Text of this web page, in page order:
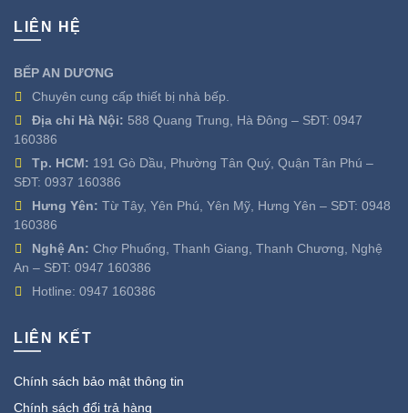
LIÊN HỆ
BẾP AN DƯƠNG
Chuyên cung cấp thiết bị nhà bếp.
Địa chỉ Hà Nội: 588 Quang Trung, Hà Đông – SĐT: 0947
160386
Tp. HCM: 191 Gò Dầu, Phường Tân Quý, Quận Tân Phú –
SĐT: 0937 160386
Hưng Yên: Từ Tây, Yên Phú, Yên Mỹ, Hưng Yên – SĐT: 0948
160386
Nghệ An: Chợ Phuống, Thanh Giang, Thanh Chương, Nghệ
An – SĐT: 0947 160386
Hotline: 0947 160386
LIÊN KẾT
Chính sách bảo mật thông tin
Chính sách đổi trả hàng